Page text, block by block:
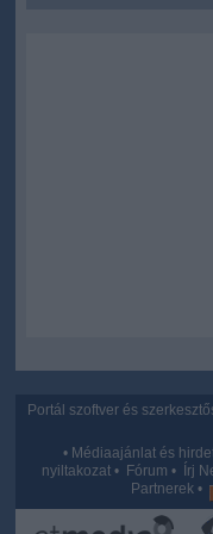
Portál szoftver és
• Médiaajánlat és
nyiltakozat • Fórum • Írj
Partnerek •